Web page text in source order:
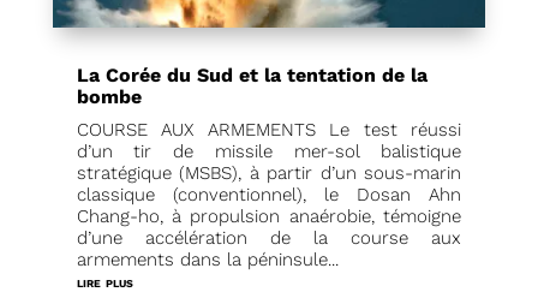
La Corée du Sud et la tentation de la
bombe
COURSE AUX ARMEMENTS Le test réussi
d’un tir de missile mer-sol balistique
stratégique (MSBS), à partir d’un sous-marin
classique (conventionnel), le Dosan Ahn
Chang-ho, à propulsion anaérobie, témoigne
d’une accélération de la course aux
armements dans la péninsule...
lire plus